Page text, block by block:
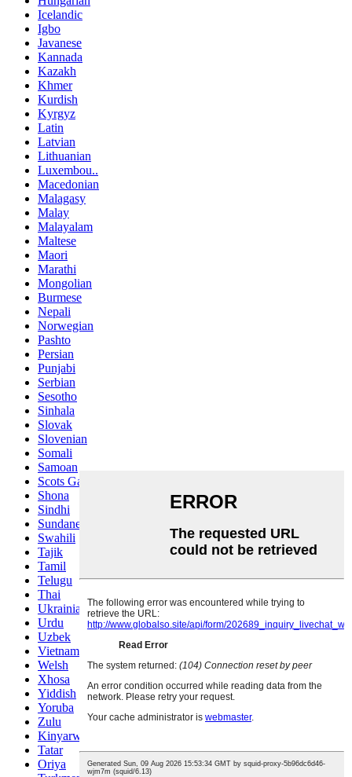
Icelandic
Igbo
Javanese
Kannada
Kazakh
Khmer
Kurdish
Kyrgyz
Latin
Latvian
Lithuanian
Luxembou..
Macedonian
Malagasy
Malay
Malayalam
Maltese
Maori
Marathi
Mongolian
Burmese
Nepali
Norwegian
Pashto
Persian
Punjabi
Serbian
Sesotho
Sinhala
Slovak
Slovenian
Somali
Samoan
Scots Gaelic
Shona
Sindhi
Sundanese
Swahili
Tajik
Tamil
Telugu
Thai
Ukrainian
Urdu
Uzbek
Vietnamese
Welsh
Xhosa
Yiddish
Yoruba
Zulu
Kinyarwanda
Tatar
Oriya